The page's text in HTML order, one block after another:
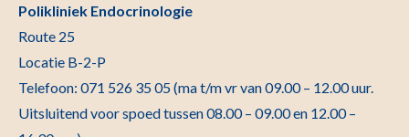
Polikliniek Endocrinologie
Route 25
Locatie B-2-P
Telefoon: 071 526 35 05 (ma t/m vr van 09.00 – 12.00 uur.
Uitsluitend voor spoed tussen 08.00 – 09.00 en 12.00 –